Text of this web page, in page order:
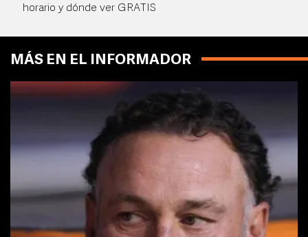
horario y dónde ver GRATIS
MÁS EN EL INFORMADOR